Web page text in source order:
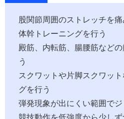
股関節周囲のストレッチを
体幹トレーニングを行う
殿筋、内転筋、腸腰筋など
う
スクワットや片脚スクワッ
グを行う
弾発現象が出にくい範囲で
競技動作を低強度から少しず